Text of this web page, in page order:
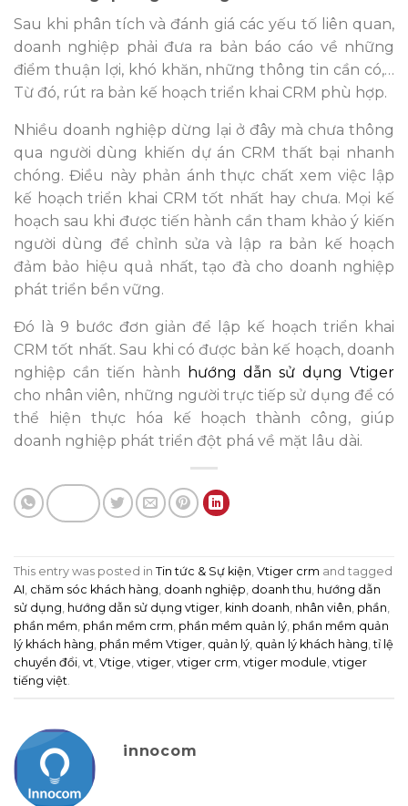
Sau khi phân tích và đánh giá các yếu tố liên quan,
doanh nghiệp phải đưa ra bản báo cáo về những
điểm thuận lợi, khó khăn, những thông tin cần có,…
Từ đó, rút ra bản kế hoạch triển khai CRM phù hợp.
Nhiều doanh nghiệp dừng lại ở đây mà chưa thông
qua người dùng khiến dự án CRM thất bại nhanh
chóng. Điều này phản ánh thực chất xem việc lập
kế hoạch triển khai CRM tốt nhất hay chưa. Mọi kế
hoạch sau khi được tiến hành cần tham khảo ý kiến
người dùng để chỉnh sửa và lập ra bản kế hoạch
đảm bảo hiệu quả nhất, tạo đà cho doanh nghiệp
phát triển bền vững.
Đó là 9 bước đơn giản để lập kế hoạch triển khai
CRM tốt nhất. Sau khi có được bản kế hoạch, doanh
nghiệp cần tiến hành
hướng dẫn sử dụng Vtiger
cho nhân viên, những người trực tiếp sử dụng để có
thể hiện thực hóa kế hoạch thành công, giúp
doanh nghiệp phát triển đột phá về mặt lâu dài.
This entry was posted in Tin tức & Sự kiện, Vtiger crm and tagged
AI, chăm sóc khách hàng, doanh nghiệp, doanh thu, hướng dẫn
sử dụng, hướng dẫn sử dụng vtiger, kinh doanh, nhân viên, phần,
phần mềm, phần mềm crm, phần mềm quản lý, phần mềm quản
lý khách hàng, phần mềm Vtiger, quản lý, quản lý khách hàng,tỉ lệ
chuyển đổi, vt, Vtige, vtiger, vtiger crm, vtiger module, vtiger
tiếng việt.
innocom